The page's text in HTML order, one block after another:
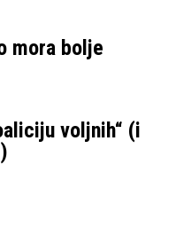
mora bolje
voljnih“ (i